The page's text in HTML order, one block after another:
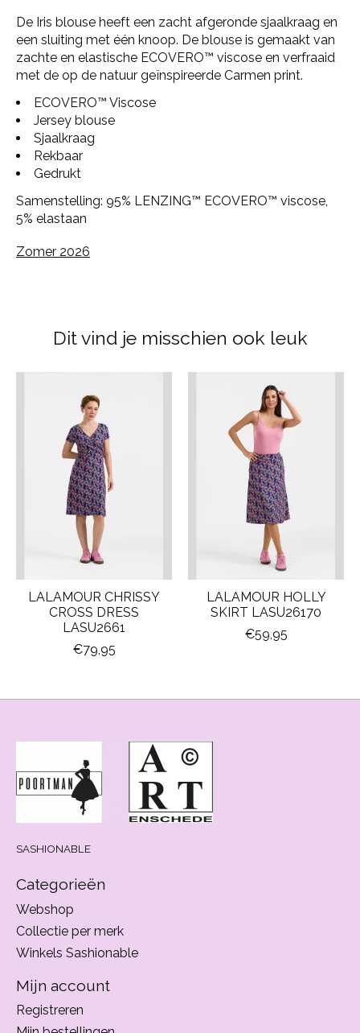
De Iris blouse heeft een zacht afgeronde sjaalkraag en
een sluiting met één knoop. De blouse is gemaakt van
zachte en elastische ECOVERO™ viscose en verfraaid
met de op de natuur geïnspireerde Carmen print.
ECOVERO™ Viscose
Jersey blouse
Sjaalkraag
Rekbaar
Gedrukt
Samenstelling: 95% LENZING™ ECOVERO™ viscose,
5% elastaan
Zomer 2026
Dit vind je misschien ook leuk
LALAMOUR CHRISSY
CROSS DRESS
LASU2661
€79,95
LALAMOUR HOLLY
SKIRT LASU26170
€59,95
SASHIONABLE
Categorieën
Webshop
Collectie per merk
Winkels Sashionable
Mijn account
Registreren